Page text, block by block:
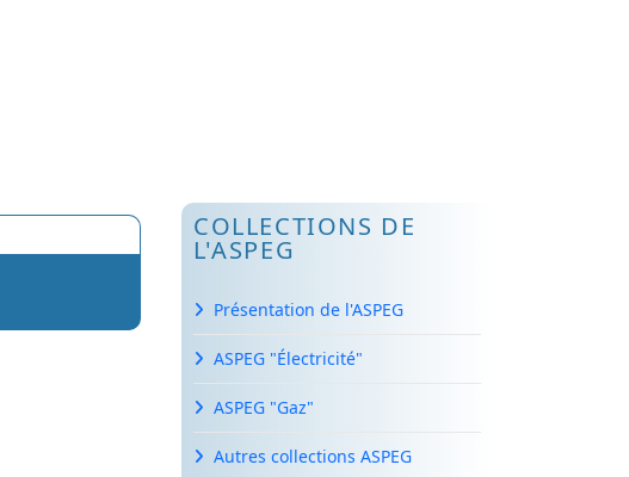
COLLECTIONS DE
L'ASPEG
Présentation de l'ASPEG
ASPEG "Électricité"
ASPEG "Gaz"
Autres collections ASPEG